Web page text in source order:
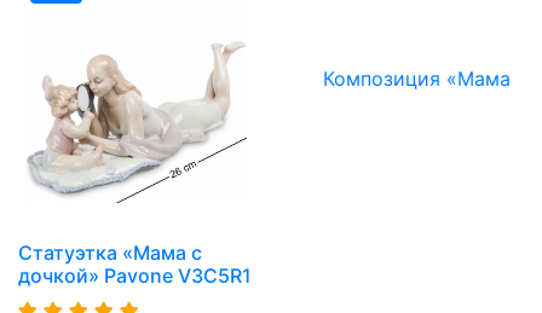
Статуэтка «Мама с
дочкой» Pavone V3C5R1